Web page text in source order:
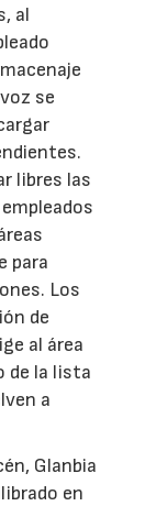
al
se
libres las
para
Los
de
al área
de la lista
a
Glanbia
en